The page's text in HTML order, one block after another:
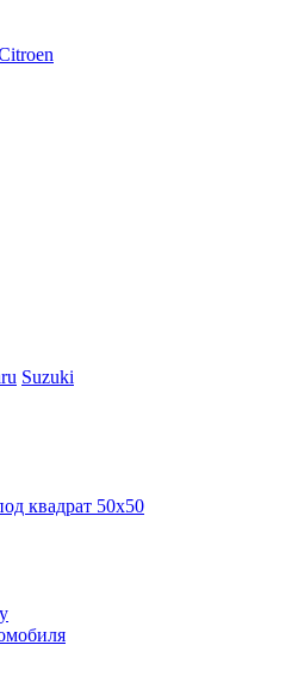
Suzuki
квадрат 50х50